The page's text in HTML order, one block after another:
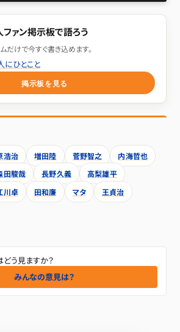
ファン掲示板で語ろう
だけで今すぐ書き込めます。
にひとこと
掲示板を見る
浩治 増田陸 菅野智之
内海哲也
田駿哉 長野久義
高梨雄平
川卓 田和廉 マタ
王貞治
どう見ますか？
みんなの意見は？